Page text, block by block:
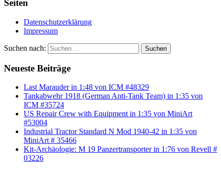
Seiten
Datenschutzerklärung
Impressum
Suchen nach: Suchen
Neueste Beiträge
Last Marauder in 1:48 von ICM #48329
Tankabwehr 1918 (German Anti-Tank Team) in 1:35 von
ICM #35724
US Repair Crew with Equipment in 1:35 von MiniArt
#53004
Industrial Tractor Standard N Mod 1940-42 in 1:35 von
MiniArt # 35466
Kit-Archäologie: M 19 Panzertransporter in 1:76 von Revell #
03226